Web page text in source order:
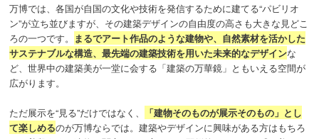
万博では、各国が自国の文化や技術を発信するために建てる“パビリオ
ン”が立ち並びますが、その建築デザインの自由度の高さも大きな見どこ
ろの一つです。
まるでアート作品のような建物や、自然素材を活かした
サステナブルな構造、最先端の建築技術を用いた未来的なデザインな
ど、世界中の建築美が一堂に会する「建築の万華鏡」ともいえる空間が
広がります。
ただ展示を“見る”だけではなく、
「建物そのものが展示そのもの」とし
て楽しめるのが万博ならでは。建築やデザインに興味がある方はもちろ